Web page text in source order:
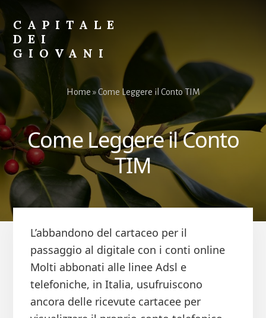
primary
sidebar
content
CAPITALE
DEI
GIOVANI
Sito
Giovani
Home »Come Leggere il Conto TIM
Come Leggere il Conto
TIM
L’abbandono del cartaceo per il
passaggio al digitale con i conti online
Molti abbonati alle linee Adsl e
telefoniche, in Italia, usufruiscono
ancora delle ricevute cartacee per